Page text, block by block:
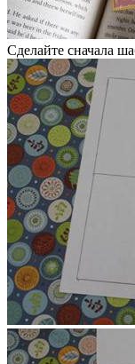
Сделайте сначала